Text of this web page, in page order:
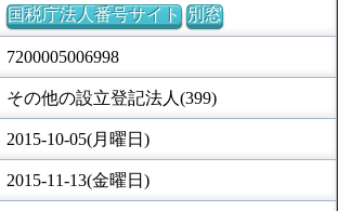
国税庁法人番号サイト 別窓
7200005006998
その他の設立登記法人(399)
2015-10-05(月曜日)
2015-11-13(金曜日)